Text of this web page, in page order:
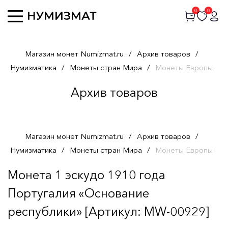
0 0
Магазин монет Numizmat.ru / Архив товаров /
Нумизматика / Монеты стран Мира / Монеты Европы
Архив товаров
Магазин монет Numizmat.ru / Архив товаров /
Нумизматика / Монеты стран Мира / Монеты Европы
Монета 1 эскудо 1910 года
Португалия «Основание
республики» [Артикул: MW-00929]